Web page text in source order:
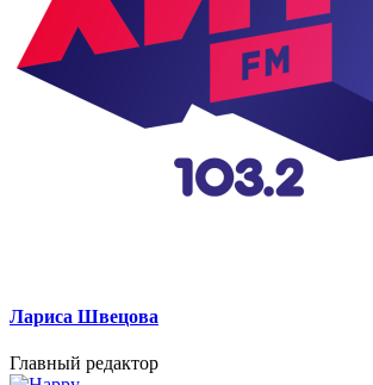
Лариса Швецова
Главный редактор